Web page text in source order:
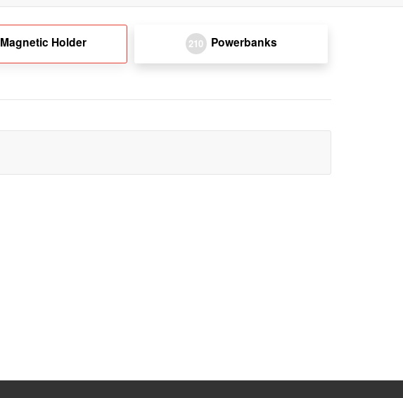
Magnetic Holder 210 Powerbanks